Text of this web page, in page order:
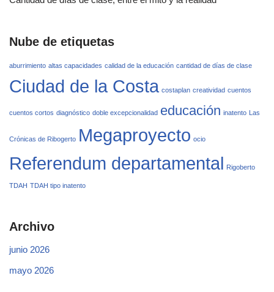
Nube de etiquetas
aburrimiento altas capacidades calidad de la educación cantidad de días de clase
Ciudad de la Costa costaplan creatividad cuentos
cuentos cortos diagnóstico doble excepcionalidad educación inatento Las
Crónicas de Ribogerto Megaproyecto ocio
Referendum departamental Rigoberto
TDAH TDAH tipo inatento
Archivo
junio 2026
mayo 2026